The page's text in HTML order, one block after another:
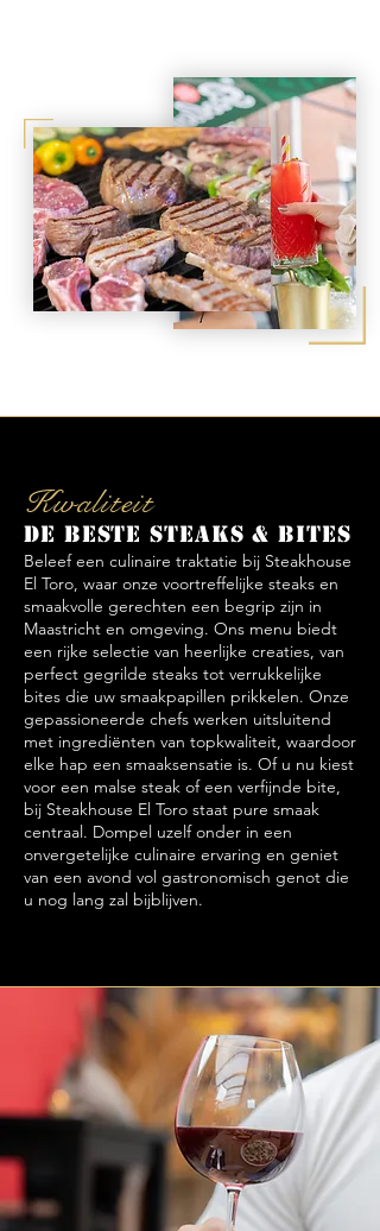
Kwaliteit
De beste steaks & bites
Beleef een culinaire traktatie bij Steakhouse
El Toro, waar onze voortreffelijke steaks en
smaakvolle gerechten een begrip zijn in
Maastricht en omgeving. Ons menu biedt
een rijke selectie van heerlijke creaties, van
perfect gegrilde steaks tot verrukkelijke
bites die uw smaakpapillen prikkelen. Onze
gepassioneerde chefs werken uitsluitend
met ingrediënten van topkwaliteit, waardoor
elke hap een smaaksensatie is. Of u nu kiest
voor een malse steak of een verfijnde bite,
bij Steakhouse El Toro staat pure smaak
centraal. Dompel uzelf onder in een
onvergetelijke culinaire ervaring en geniet
van een avond vol gastronomisch genot die
u nog lang zal bijblijven.